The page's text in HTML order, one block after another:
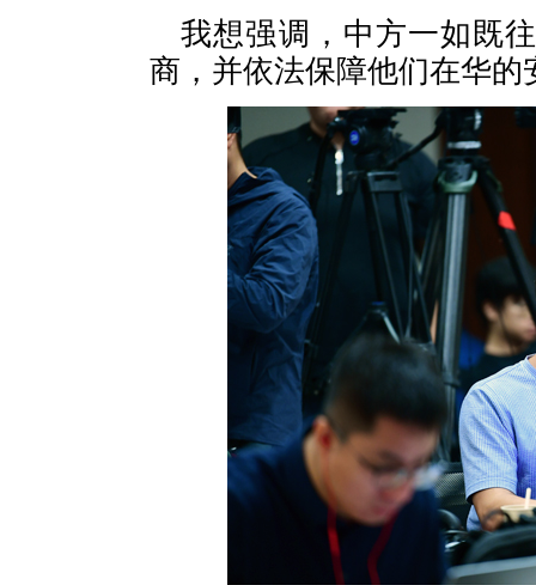
我想强调，中方一如既
商，并依法保障他们在华的